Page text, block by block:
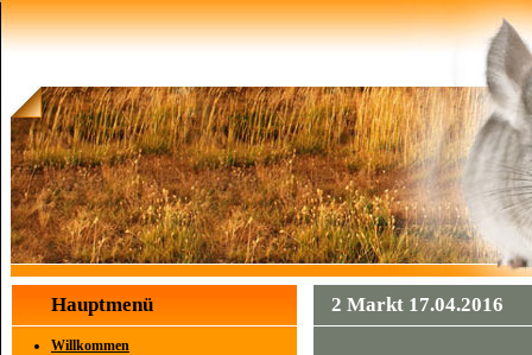
Hauptmenü
Willkommen
2 Markt 17.04.2016